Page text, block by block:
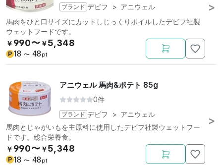
ブランド デビフ > アニウェル
馬肉をひと口サイズにカットしじっくりボイルしたデビフ社製
ウェットフードです。
￥ 990〜 ￥5,348
P 18 〜 48 pt
アニウェル 馬肉&ポテト 85g
0件
ブランド デビフ > アニウェル
馬肉とじゃがいもを主原料に使用したデビフ社製ウェットフー
ドです。総合栄養食。
￥ 990〜 ￥5,348
P 18 〜 48 pt